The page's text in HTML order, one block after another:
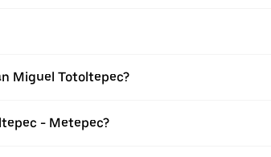
Miguel Totoltepec?
- Metepec?